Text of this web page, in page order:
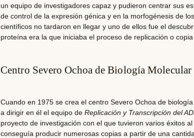
un equipo de investigadores capaz y pudieron centrar sus
de control de la expresión génica y en la morfogénesis de
científicos no tardaron en llegar y uno de ellos fue el
proteína era la que iniciaba el proceso de replicación o copia
Centro Severo Ochoa de Biología Molecular
Cuando en 1975 se crea el centro Severo Ochoa de biología
a dirigir en él el equipo de Replicación y Transcripción del
proyecto de investigación con el que tuvieron varios éxitos
conseguía producir numerosas copias a partir de una